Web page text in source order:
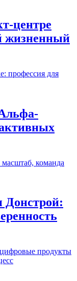
центре
жизненный
Донстрой: